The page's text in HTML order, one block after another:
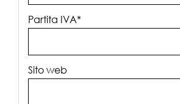
Partita IVA*
Sito web